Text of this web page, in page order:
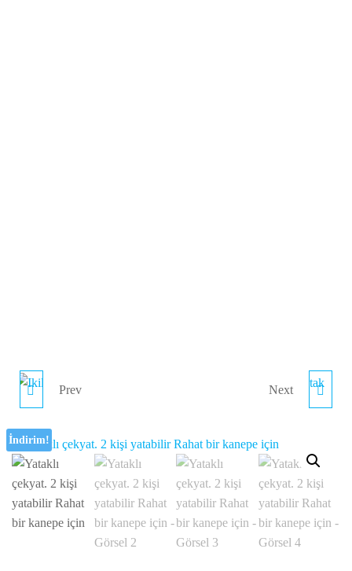
İKILI KOLTUK ÇEKYAT
AÇILABILIR IKILI
KOLTUK GRI
RENKTEDIR
Prev 2.EL ÇEKYAT PEMBE
ÇEKYAT YATAK OLAN
ÇEKYAT
Next
İndirim!